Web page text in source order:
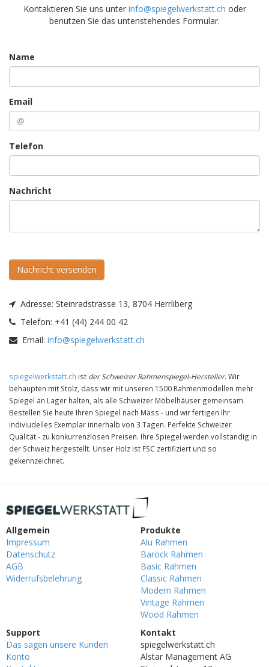
Kontaktieren Sie uns unter info@spiegelwerkstatt.ch oder
benutzen Sie das untenstehendes Formular.
Name
Email
Telefon
Nachricht
Nachricht versenden
Adresse: Steinradstrasse 13, 8704 Herrliberg
Telefon: +41 (44) 244 00 42
Email: info@spiegelwerkstatt.ch
spiegelwerkstatt.ch ist der Schweizer Rahmenspiegel-Hersteller. Wir
behaupten mit Stolz, dass wir mit unseren 1500 Rahmenmodellen mehr
Spiegel an Lager halten, als alle Schweizer Möbelhäuser gemeinsam.
Bestellen Sie heute Ihren Spiegel nach Mass - und wir fertigen Ihr
indiviudelles Exemplar innerhalb von 3 Tagen. Perfekte Schweizer
Qualität - zu konkurrenzlosen Preisen. Ihre Spiegel werden vollständig in
der Schweiz hergestellt. Unser Holz ist FSC zertifiziert und so
gekennzeichnet.
Allgemein
Impressum
Datenschutz
AGB
Widerrufsbelehrung
Produkte
Alu Rahmen
Barock Rahmen
Basic Rahmen
Classic Rahmen
Modern Rahmen
Vintage Rahmen
Wood Rahmen
Support
Das sagen unsere Kunden
Konto
Kontakt
spiegelwerkstatt.ch
Alstar Management AG